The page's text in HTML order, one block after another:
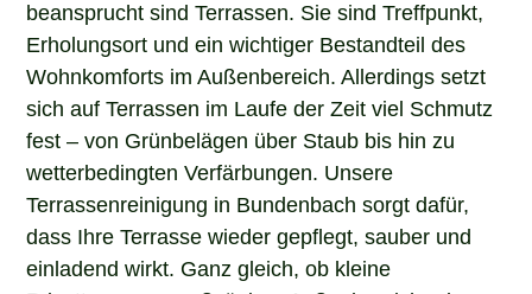
beansprucht sind Terrassen. Sie sind Treffpunkt,
Erholungsort und ein wichtiger Bestandteil des
Wohnkomforts im Außenbereich. Allerdings setzt
sich auf Terrassen im Laufe der Zeit viel Schmutz
fest – von Grünbelägen über Staub bis hin zu
wetterbedingten Verfärbungen. Unsere
Terrassenreinigung in Bundenbach sorgt dafür,
dass Ihre Terrasse wieder gepflegt, sauber und
einladend wirkt. Ganz gleich, ob kleine